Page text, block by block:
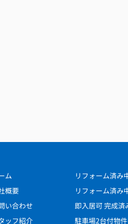
ム
概要
い合わせ
ッフ紹介
リフォーム済み
リフォーム済み
即入居可 完成済
駐車場2台付物件